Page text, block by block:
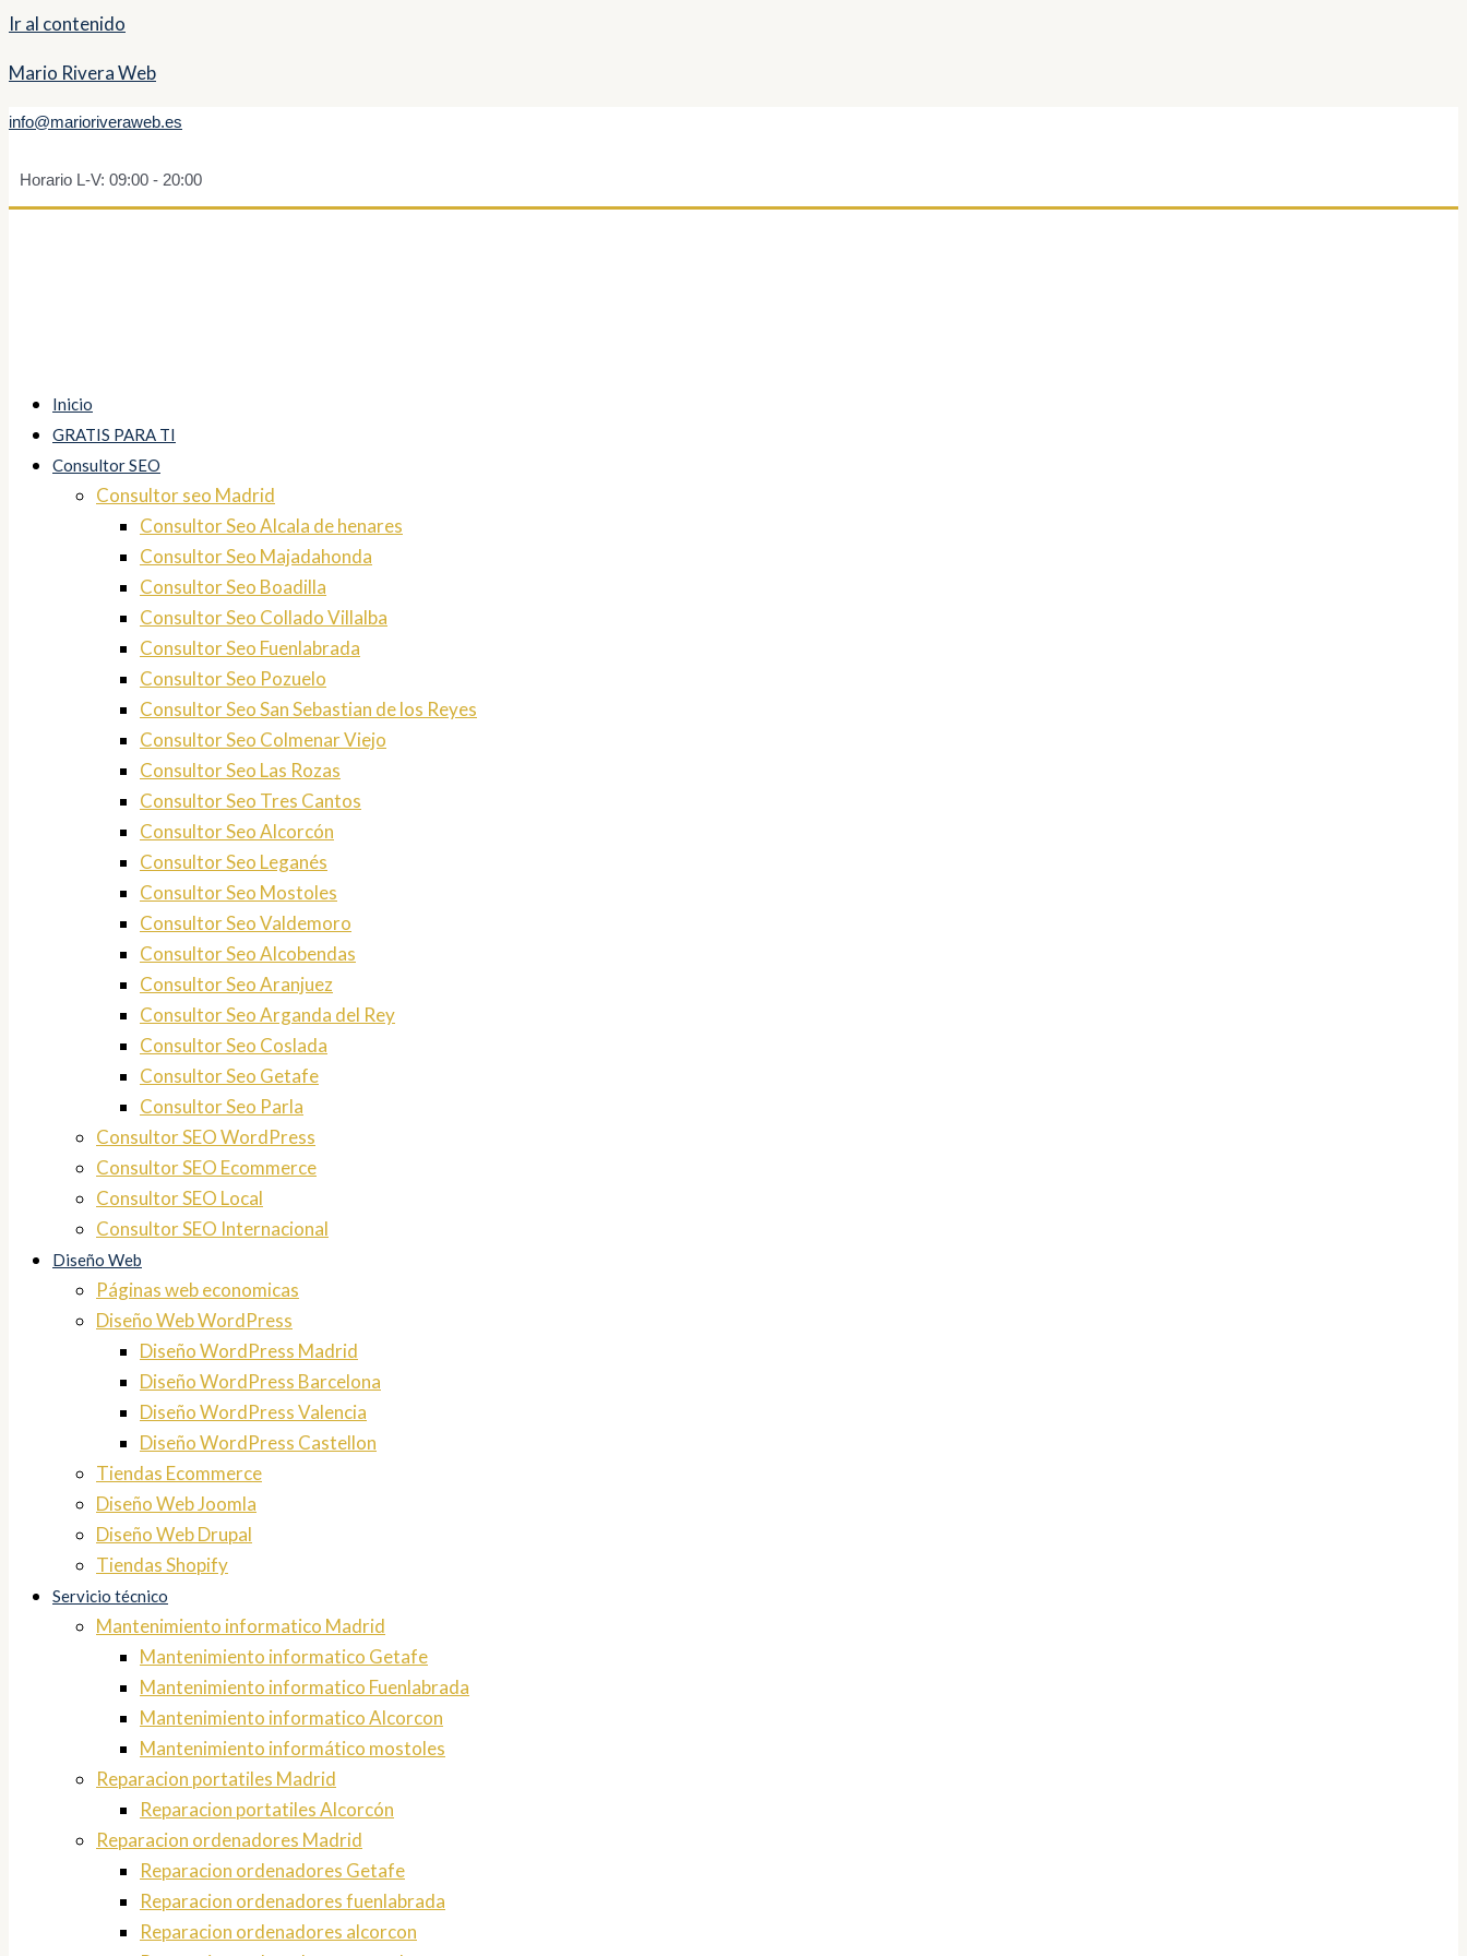
Ir al contenido
Mario Rivera Web
info@marioriveraweb.es
Horario L-V: 09:00 - 20:00
Inicio
GRATIS PARA TI
Consultor SEO
Consultor seo Madrid
Consultor Seo Alcala de henares
Consultor Seo Majadahonda
Consultor Seo Boadilla
Consultor Seo Collado Villalba
Consultor Seo Fuenlabrada
Consultor Seo Pozuelo
Consultor Seo San Sebastian de los Reyes
Consultor Seo Colmenar Viejo
Consultor Seo Las Rozas
Consultor Seo Tres Cantos
Consultor Seo Alcorcón
Consultor Seo Leganés
Consultor Seo Mostoles
Consultor Seo Valdemoro
Consultor Seo Alcobendas
Consultor Seo Aranjuez
Consultor Seo Arganda del Rey
Consultor Seo Coslada
Consultor Seo Getafe
Consultor Seo Parla
Consultor SEO WordPress
Consultor SEO Ecommerce
Consultor SEO Local
Consultor SEO Internacional
Diseño Web
Páginas web economicas
Diseño Web WordPress
Diseño WordPress Madrid
Diseño WordPress Barcelona
Diseño WordPress Valencia
Diseño WordPress Castellon
Tiendas Ecommerce
Diseño Web Joomla
Diseño Web Drupal
Tiendas Shopify
Servicio técnico
Mantenimiento informatico Madrid
Mantenimiento informatico Getafe
Mantenimiento informatico Fuenlabrada
Mantenimiento informatico Alcorcon
Mantenimiento informático mostoles
Reparacion portatiles Madrid
Reparacion portatiles Alcorcón
Reparacion ordenadores Madrid
Reparacion ordenadores Getafe
Reparacion ordenadores fuenlabrada
Reparacion ordenadores alcorcon